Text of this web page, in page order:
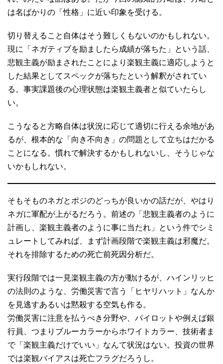
は名ばかりの「性格」に近い印象を受ける。
切り替えること自体はそう難しくもないのかもしれない。
現に「ネガティブを励ましたら成績が落ちた」という話、
悲観主義が励まされたことにより楽観主義に適応しようと
した結果としてスペックが落ちたという解釈がされてい
る。事実課題後の心理状態は楽観主義者と似ていたらし
い。
こうなると方略自体は状況に応じて適切に行える余地があ
るが、根本的な「向き不向き」の問題として立ちはだかる
ことになる。慣れで解決するかもしれないし、そうじゃな
いかもしれない。
そもそものネガとポジのどっちが良いかの話だが、やはり
ネガに軍配が上がるだろう。前述の「悲観主義者のように
計画し、楽観主義者のように事に当たれ」という件でシミ
ュレートしてみれば、まず計画段階で楽観主義は邪魔だ。
それを排除するための死亡前死因分析だ。
実行段階では一見楽観主義の方が動けるが、ハインリッヒ
の法則のような、労働災害で言う「ヒヤリハット」なんか
を見逃すあるいは黙殺する空気も作る。
労働災害に注意を払うべき分野や、パイロットや例えば銀
行員、つまりブルーカラーからホワイトカラー、技術者ま
で「楽観主義だけでいい」なんて状況はない。投資の世界
では楽観バイアスは死亡フラグだろうし。